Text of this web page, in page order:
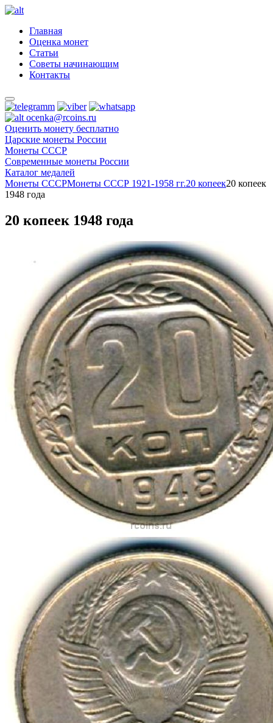
Главная
Оценка монет
Статьи
Советы начинающим
Контакты
ocenka@rcoins.ru
Оценить монету бесплатно
Царские монеты России
Монеты СССР
Современные монеты России
Каталог медалей
Монеты СССРМонеты СССР 1921-1958 гг.20 копеек20 копеек
1948 года
20 копеек 1948 года